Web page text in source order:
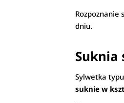
dniu.
Suknia
Sylwetka
suknie w